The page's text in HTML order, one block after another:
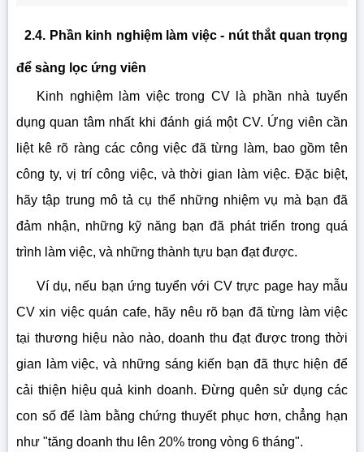
2.4. Phần kinh nghiệm làm việc - nút thắt quan trọng
để sàng lọc ứng viên
Kinh nghiệm làm việc trong CV là phần nhà tuyển
dụng quan tâm nhất khi đánh giá một CV. Ứng viên cần
liệt kê rõ ràng các công việc đã từng làm, bao gồm tên
công ty, vị trí công việc, và thời gian làm việc. Đặc biệt,
hãy tập trung mô tả cụ thể những nhiệm vụ mà bạn đã
đảm nhận, những kỹ năng bạn đã phát triển trong quá
trình làm việc, và những thành tựu bạn đạt được.
Ví dụ, nếu bạn ứng tuyển với CV trực page hay mẫu
CV xin việc quán cafe, hãy nêu rõ bạn đã từng làm việc
tại thương hiệu nào nào, doanh thu đạt được trong thời
gian làm việc, và những sáng kiến bạn đã thực hiện để
cải thiện hiệu quả kinh doanh. Đừng quên sử dụng các
con số để làm bằng chứng thuyết phục hơn, chẳng hạn
như "tăng doanh thu lên 20% trong vòng 6 tháng".